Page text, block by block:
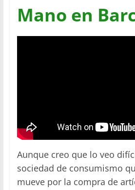
Mano en
Aunque creo que lo veo
sociedad de consumismo
mueve por la compra de